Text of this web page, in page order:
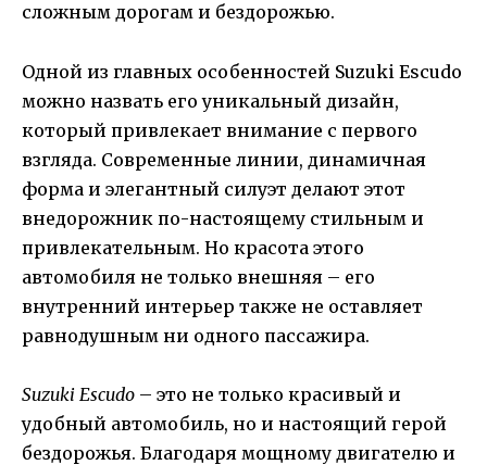
сложным дорогам и бездорожью.
Одной из главных особенностей Suzuki Escudo
можно назвать его уникальный дизайн,
который привлекает внимание с первого
взгляда. Современные линии, динамичная
форма и элегантный силуэт делают этот
внедорожник по-настоящему стильным и
привлекательным. Но красота этого
автомобиля не только внешняя – его
внутренний интерьер также не оставляет
равнодушным ни одного пассажира.
Suzuki Escudo – это не только красивый и
удобный автомобиль, но и настоящий герой
бездорожья. Благодаря мощному двигателю и